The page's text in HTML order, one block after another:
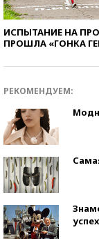
ИСПЫТАНИЕ НА
ПРОШЛА «ГОНКА
РЕКОМЕНДУЕМ: